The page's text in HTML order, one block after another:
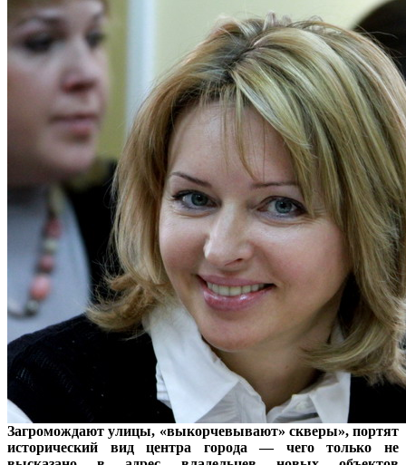
Загромождают улицы, «выкорчевывают» скверы», портят
исторический вид центра города — чего только не